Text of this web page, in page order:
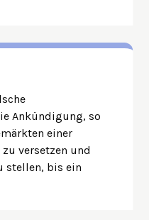
Ankündigung, so
einer
versetzen und
stellen, bis ein